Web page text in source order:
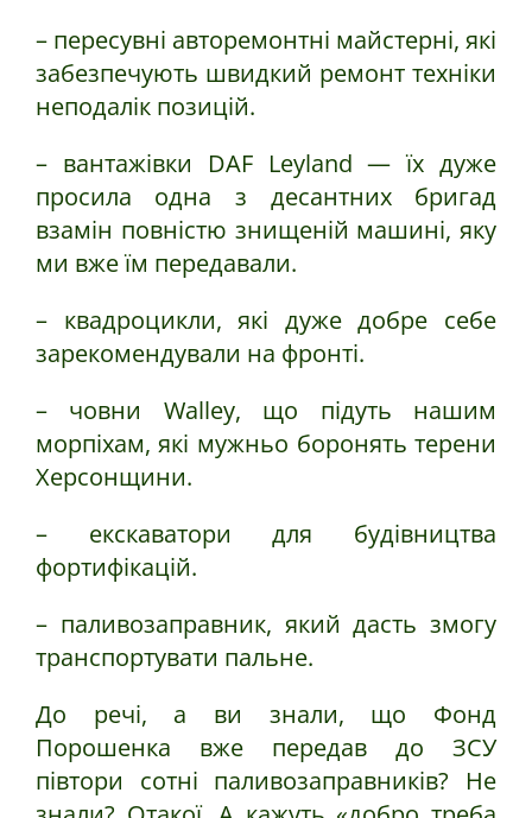
– пересувні авторемонтні майстерні, які
забезпечують швидкий ремонт техніки
неподалік позицій.
– вантажівки DAF Leyland — їх дуже
просила одна з десантних бригад
взамін повністю знищеній машині, яку
ми вже їм передавали.
– квадроцикли, які дуже добре себе
зарекомендували на фронті.
– човни Walley, що підуть нашим
морпіхам, які мужньо боронять терени
Херсонщини.
– екскаватори для будівництва
фортифікацій.
– паливозаправник, який дасть змогу
транспортувати пальне.
До речі, а ви знали, що Фонд
Порошенка вже передав до ЗСУ
півтори сотні паливозаправників? Не